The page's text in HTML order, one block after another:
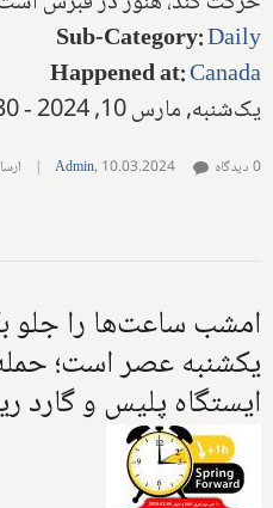
Sub-Category:Daily
Happened at:Canada
یک‌شنبه, مارس 10, 2024 - 19:30
Admin, 10.03.2024
| 0 دیدگاه
امشب ساعت‌ها را جلو
یکشنبه عصر است؛
ایستگاه پلیس و گارد